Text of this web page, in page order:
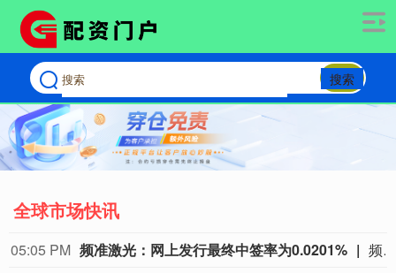
搜索
全球市场快讯
05:05 PM 频准激光：网上发行最终中签率为0.0201%
频准激光8月9日公告，回拨机制启动后，网上发行最终中签率为0.0201%。